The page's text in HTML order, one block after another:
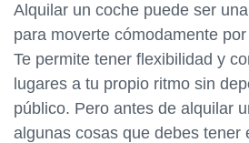
Alquilar un coche puede ser
para moverte cómodamente
Te permite tener flexibilidad y
lugares a tu propio ritmo sin
público. Pero antes de alquilar
algunas cosas que debes tener